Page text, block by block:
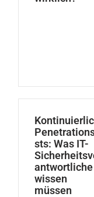
sts: Was IT-
antwortliche
wissen
müssen